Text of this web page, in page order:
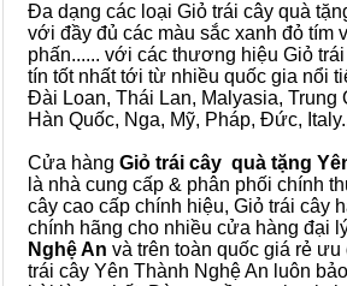
Đa dạng các loại Giỏ trái cây quà
với đầy đủ các màu sắc xanh đỏ tím
phấn...... với các thương hiệu Giỏ
tín tốt nhất tới từ nhiều quốc gia nổi
Đài Loan, Thái Lan, Malyasia, Trung
Hàn Quốc, Nga, Mỹ, Pháp, Đức,
Cửa hàng Giỏ trái cây quà tặng
là nhà cung cấp & phân phối chính
cây cao cấp chính hiệu, Giỏ trái cây
chính hãng cho nhiều cửa hàng đại
Nghệ An và trên toàn quốc giá rẻ
trái cây Yên Thành Nghệ An luôn